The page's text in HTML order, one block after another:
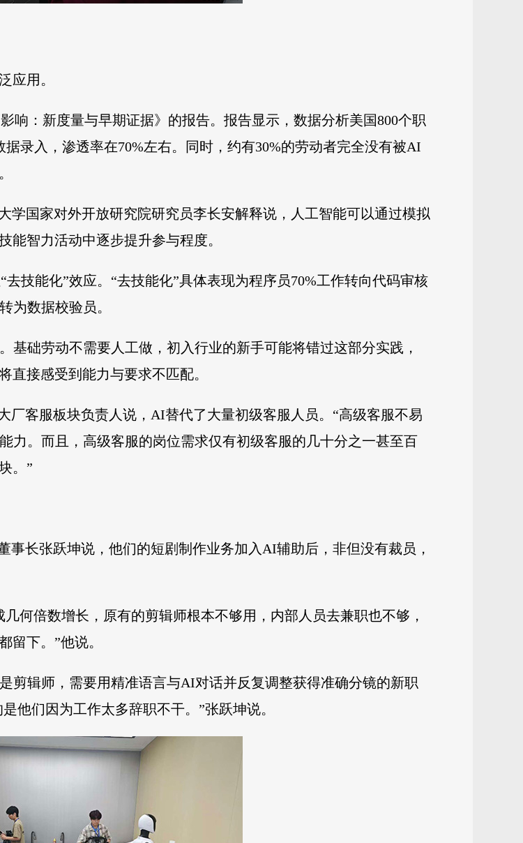
应用。
响：新度量与早期证据》的报告。报告显示，数据分析美国800个职
录入，渗透率在70%左右。同时，约有30%的劳动者完全没有被AI
学国家对外开放研究院研究员李长安解释说，人工智能可以通过模拟
能智力活动中逐步提升参与程度。
技能化”效应。“去技能化”具体表现为程序员70%工作转向代码审核
为数据校验员。
基础劳动不需要人工做，初入行业的新手可能将错过这部分实践，
直接感受到能力与要求不匹配。
厂客服板块负责人说，AI替代了大量初级客服人员。“高级客服不易
力。而且，高级客服的岗位需求仅有初级客服的几十分之一甚至百
。”
事长张跃坤说，他们的短剧制作业务加入AI辅助后，非但没有裁员，
何倍数增长，原有的剪辑师根本不够用，内部人员去兼职也不够，
留下。”他说。
剪辑师，需要用精准语言与AI对话并反复调整获得准确分镜的新职
他们因为工作太多辞职不干。”张跃坤说。